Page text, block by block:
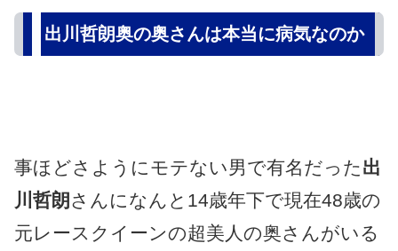
出川哲朗奥の奥さんは本当に病気なのか
事ほどさようにモテない男で有名だった出
川哲朗 さんになんと14歳年下で現在48歳の
元レースクイーンの超美人の奥さんがいる